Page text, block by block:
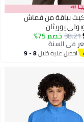
📣
بياقة من قماش
يوريثان
38.21خصم 75%
في السنة
في السنة
احصل عليه خلال 8 - 9